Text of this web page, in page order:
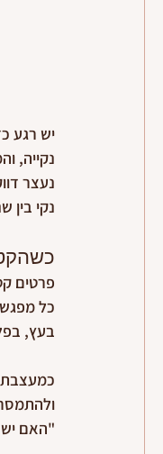
יש רגע
נקייה,
נעצר
נקי בין
פרטים
כל
בעץ,
כמעצבת
"האם יש